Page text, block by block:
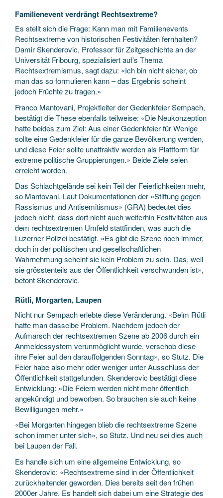
Familienevent verdrängt Rechtsextreme?
Es stellt sich die Frage: Kann man mit Familienevents
Rechtsextreme von historischen Festivitäten fernhalten?
Damir Skenderovic, Professor für Zeitgeschichte an der
Universität Fribourg, spezialisiert auf’s Thema
Rechtsextremismus, sagt dazu: «Ich bin nicht sicher, ob
man das so formulieren kann – das Ergebnis scheint
jedoch Früchte zu tragen.»
Franco Mantovani, Projektleiter der Gedenkfeier Sempach,
bestätigt die These ebenfalls teilweise: «Die Neukonzeption
hatte beides zum Ziel: Aus einer Gedenkfeier für Wenige
sollte eine Gedenkfeier für die ganze Bevölkerung werden,
und diese Feier sollte unattraktiv werden als Plattform für
extreme politische Gruppierungen.» Beide Ziele seien
erreicht worden.
Das Schlachtgelände sei kein Teil der Feierlichkeiten mehr,
so Mantovani. Laut Dokumentationen der «Stiftung gegen
Rassismus und Antisemitismus» (GRA) bedeutet dies
jedoch nicht, dass dort nicht auch weiterhin Festivitäten aus
dem rechtsextremen Umfeld stattfinden, was auch die
Luzerner Polizei bestätigt. «Es gibt die Szene noch immer,
doch in der politischen und gesellschaftlichen
Wahrnehmung scheint sie kein Problem zu sein. Das, weil
sie grösstenteils aus der Öffentlichkeit verschwunden ist»,
betont Skenderovic.
Rütli, Morgarten, Laupen
Nicht nur Sempach erlebte diese Veränderung. «Beim Rütli
hatte man dasselbe Problem. Nachdem jedoch der
Aufmarsch der rechtsextremen Szene ab 2006 durch ein
Anmeldessystem verunmöglicht wurde, verschob diese
ihre Feier auf den darauffolgenden Sonntag», so Stutz. Die
Feier habe also mehr oder weniger unter Ausschluss der
Öffentlichkeit stattgefunden. Skenderovic bestätigt diese
Entwicklung: «Die Feiern werden nicht mehr öffentlich
angekündigt und beworben. So brauchen sie auch keine
Bewilligungen mehr.»
«Bei Morgarten hingegen blieb die rechtsextreme Szene
schon immer unter sich», so Stutz. Und neu sei dies auch
bei Laupen der Fall.
Es handle sich um eine allgemeine Entwicklung, so
Skenderovic: «Rechtsextreme sind in der Öffentlichkeit
zurückhaltender geworden. Dies bereits seit den frühen
2000er Jahre. Es handelt sich dabei um eine Strategie des